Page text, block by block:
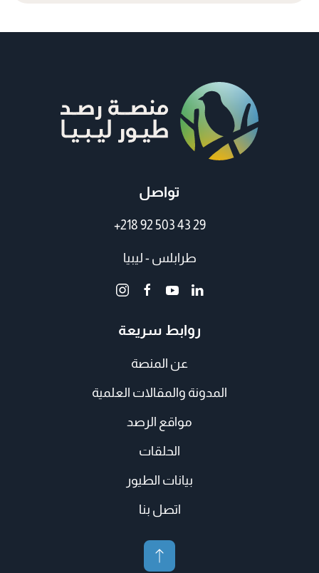
تواصل
+218 92 503 43 29
طرابلس - ليبيا
روابط سريعة
عن المنصة
المدونة والمقالات العلمية
مواقع الرصد
الحلقات
بيانات الطيور
اتصل بنا